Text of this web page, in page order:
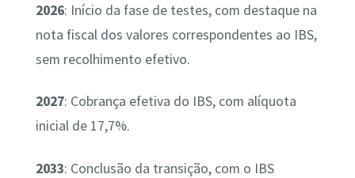
2026: Início da fase de testes, com destaque na
nota fiscal dos valores correspondentes ao IBS,
sem recolhimento efetivo.
2027: Cobrança efetiva do IBS, com alíquota
inicial de 17,7%.
2033: Conclusão da transição, com o IBS